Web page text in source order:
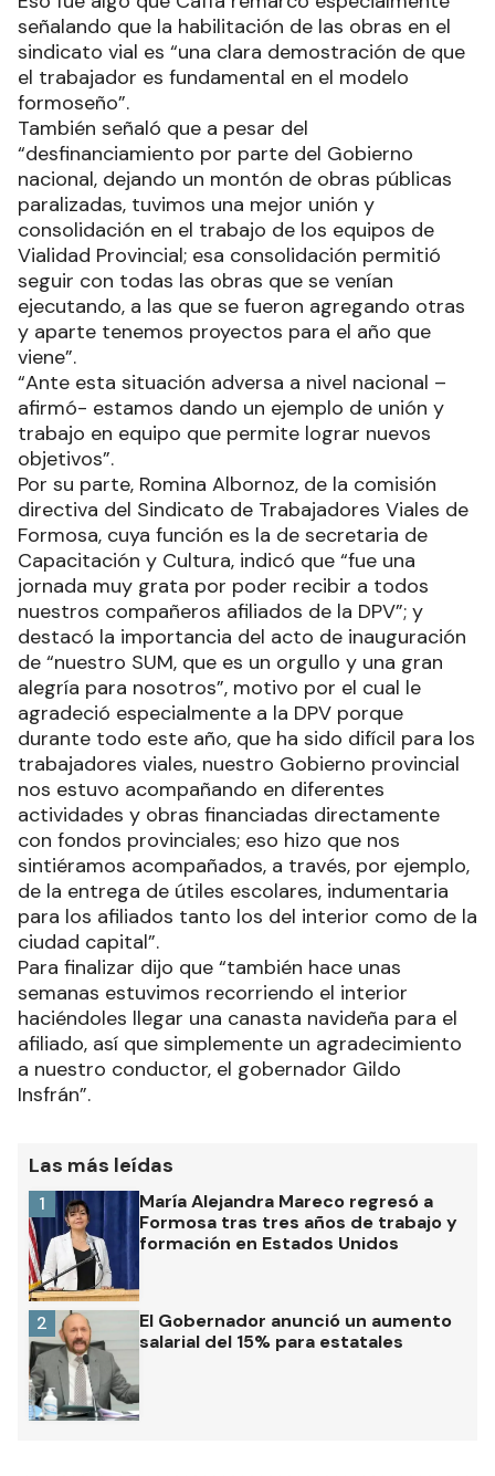
señalando que la habilitación de las obras en el
sindicato vial es “una clara demostración de que
el trabajador es fundamental en el modelo
formoseño”.
También señaló que a pesar del
“desfinanciamiento por parte del Gobierno
nacional, dejando un montón de obras públicas
paralizadas, tuvimos una mejor unión y
consolidación en el trabajo de los equipos de
Vialidad Provincial; esa consolidación permitió
seguir con todas las obras que se venían
ejecutando, a las que se fueron agregando otras
y aparte tenemos proyectos para el año que
viene”.
“Ante esta situación adversa a nivel nacional –
afirmó- estamos dando un ejemplo de unión y
trabajo en equipo que permite lograr nuevos
objetivos”.
Por su parte, Romina Albornoz, de la comisión
directiva del Sindicato de Trabajadores Viales de
Formosa, cuya función es la de secretaria de
Capacitación y Cultura, indicó que “fue una
jornada muy grata por poder recibir a todos
nuestros compañeros afiliados de la DPV”; y
destacó la importancia del acto de inauguración
de “nuestro SUM, que es un orgullo y una gran
alegría para nosotros”, motivo por el cual le
agradeció especialmente a la DPV porque
durante todo este año, que ha sido difícil para los
trabajadores viales, nuestro Gobierno provincial
nos estuvo acompañando en diferentes
actividades y obras financiadas directamente
con fondos provinciales; eso hizo que nos
sintiéramos acompañados, a través, por ejemplo,
de la entrega de útiles escolares, indumentaria
para los afiliados tanto los del interior como de la
ciudad capital”.
Para finalizar dijo que “también hace unas
semanas estuvimos recorriendo el interior
haciéndoles llegar una canasta navideña para el
afiliado, así que simplemente un agradecimiento
a nuestro conductor, el gobernador Gildo
Insfrán”.
Las más leídas
María Alejandra Mareco regresó a
Formosa tras tres años de trabajo y
formación en Estados Unidos
1
El Gobernador anunció un aumento
salarial del 15% para estatales
2